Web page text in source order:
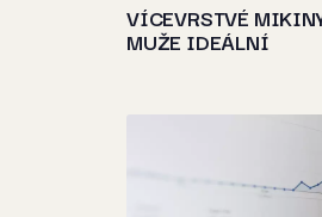
VÍCEVRSTVÉ
MUŽE IDEÁLNÍ